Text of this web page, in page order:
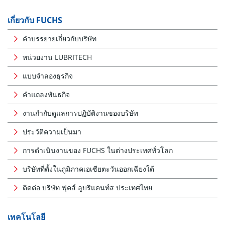
เกี่ยวกับ FUCHS
คำบรรยายเกี่ยวกับบริษัท
หน่วยงาน LUBRITECH
แบบจำลองธุรกิจ
คำแถลงพันธกิจ
งานกำกับดูแลการปฏิบัติงานของบริษัท
ประวัติความเป็นมา
การดำเนินงานของ FUCHS ในต่างประเทศทั่วโลก
บริษัทที่ตั้งในภูมิภาคเอเซียตะวันออกเฉียงใต้
ติดต่อ บริษัท ฟุคส์ ลูบริแคนท์ส ประเทศไทย
เทคโนโลยี